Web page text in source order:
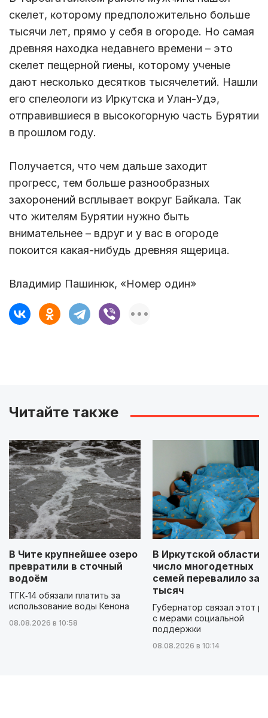
скелет, которому предположительно больше
тысячи лет, прямо у себя в огороде. Но самая
древняя находка недавнего времени – это
скелет пещерной гиены, которому ученые
дают несколько десятков тысячелетий. Нашли
его спелеологи из Иркутска и Улан-Удэ,
отправившиеся в высокогорную часть Бурятии
в прошлом году.
Получается, что чем дальше заходит
прогресс, тем больше разнообразных
захоронений всплывает вокруг Байкала. Так
что жителям Бурятии нужно быть
внимательнее – вдруг и у вас в огороде
покоится какая-нибудь древняя ящерица.
Владимир Пашинюк, «Номер один»
Читайте также
В Чите крупнейшее озеро
превратили в сточный
водоём
ТГК‑14 обязали платить за
использование воды Кенона
08.08.2026 в 10:58
В Иркутской области
число многодетных
семей перевалило за
тысяч
Губернатор связал этот
с мерами социальной
поддержки
08.08.2026 в 10:14